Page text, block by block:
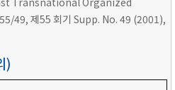
49, 제55 회기 Supp. No. 49 (2001),
)